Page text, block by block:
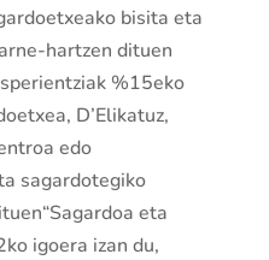
bisita eta
hartzen dituen
%15eko
D’Elikatuz,
edo
sagardotegiko
eta
igoera izan du,